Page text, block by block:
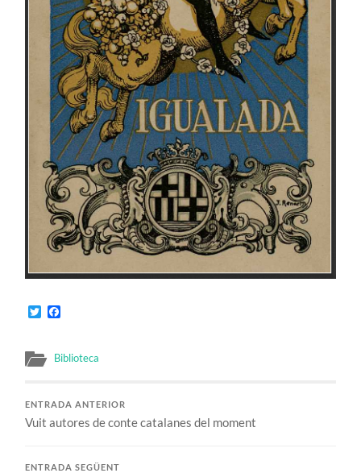
Twitter
Biblioteca
ENTRADA ANTERIOR
Vuit autores de conte catalanes del moment
ENTRADA SEGÜENT